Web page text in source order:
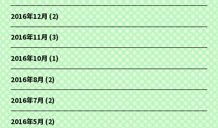
2016年12月(2)
2016年11月(3)
2016年10月(1)
2016年8月(2)
2016年7月(2)
2016年5月(2)